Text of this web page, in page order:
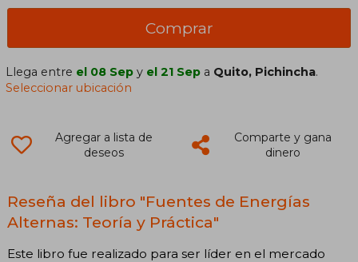
Comprar
Llega entre el 08 Sep y el 21 Sep a Quito, Pichincha.
Seleccionar ubicación
Agregar a lista de
deseos
Comparte y gana
dinero
Reseña del libro "Fuentes de Energías
Alternas: Teoría y Práctica"
Este libro fue realizado para ser líder en el mercado